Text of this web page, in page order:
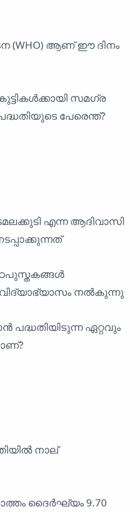
(WHO) ആണ് ഈ ദിനം
സമഗ്ര
പേരെന്ത്?
എന്ന ആദിവാസി
വിദ്യാഭ്യാസം നൽകുന്നു
പദ്ധതിയിടുന്ന ഏറ്റവും
നാല്
ദൈർഘ്യം 9.70